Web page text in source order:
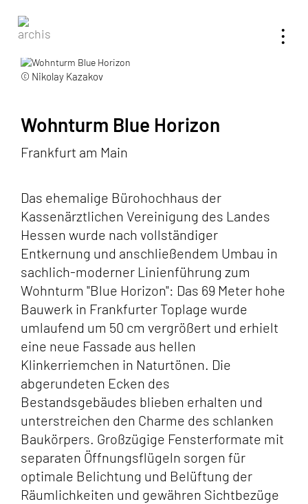
•
•
•
© Nikolay Kazakov
Wohnturm Blue Horizon
Frankfurt am Main
Das ehemalige Bürohochhaus der
Kassenärztlichen Vereinigung des Landes
Hessen wurde nach vollständiger
Entkernung und anschließendem Umbau in
sachlich-moderner Linienführung zum
Wohnturm "Blue Horizon": Das 69 Meter hohe
Bauwerk in Frankfurter Toplage wurde
umlaufend um 50 cm vergrößert und erhielt
eine neue Fassade aus hellen
Klinkerriemchen in Naturtönen. Die
abgerundeten Ecken des
Bestandsgebäudes blieben erhalten und
unterstreichen den Charme des schlanken
Baukörpers. Großzügige Fensterformate mit
separaten Öffnungsflügeln sorgen für
optimale Belichtung und Belüftung der
Räumlichkeiten und gewähren Sichtbezüge